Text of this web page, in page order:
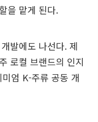
을 맡게 된다.
발에도 나선다. 제
로컬 브랜드의 인지
엄 K-주류 공동 개